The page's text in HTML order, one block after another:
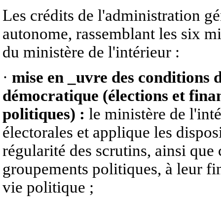
Les crédits de l'administration
autonome, rassemblant les six
du ministère de l'intérieur :
· mise en _uvre des conditions
démocratique (élections et
politiques) : le ministère de
électorales et applique les
régularité des scrutins, ainsi
groupements politiques, à leur
vie politique ;